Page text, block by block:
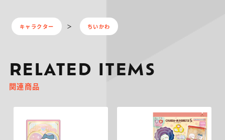
キャラクター ちいかわ
RELATED ITEMS
関連商品